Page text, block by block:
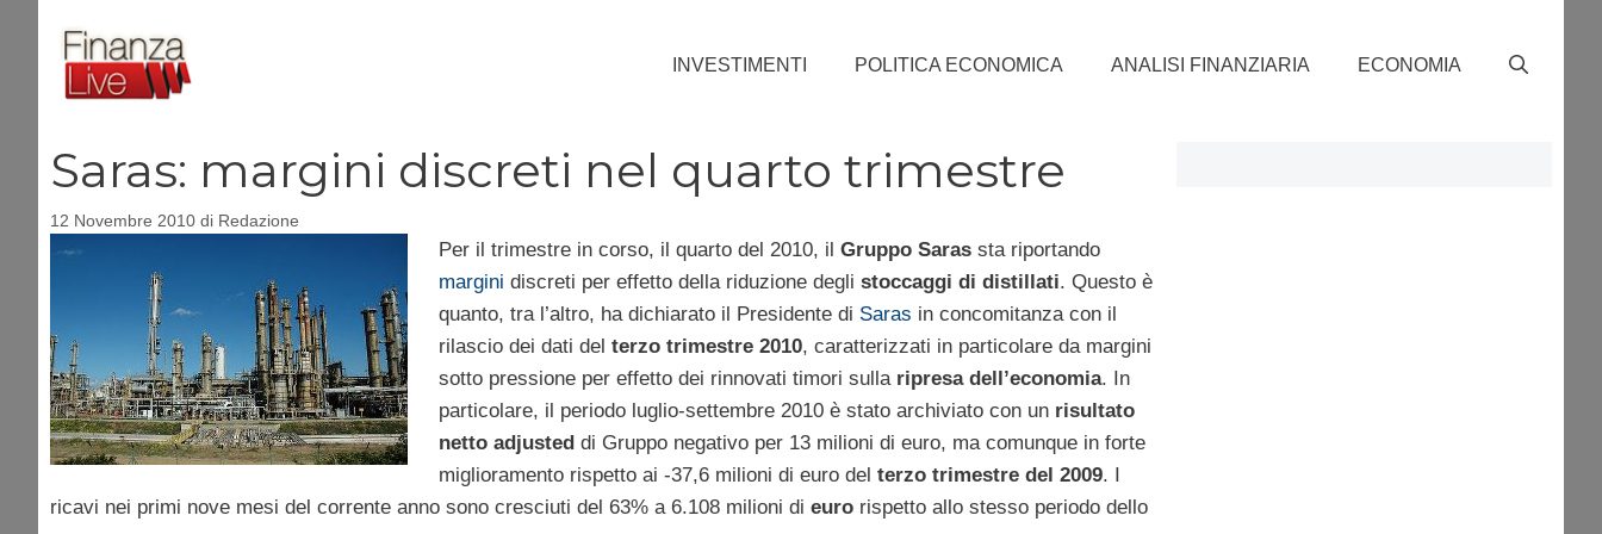
contenuto
INVESTIMENTI POLITICA ECONOMICA ANALISI FINANZIARIA ECONOMIA
Saras: margini discreti nel quarto trimestre
12 Novembre 2010 di Redazione
Per il trimestre in corso, il quarto del 2010, il Gruppo Sarassta riportando
margini discreti per effetto della riduzione degli stoccaggi di distillati. Questo è
quanto, tra l’altro, ha dichiarato il Presidente di Saras in concomitanza con il
rilascio dei dati del terzo trimestre 2010, caratterizzati in particolare da margini
sotto pressione per effetto dei rinnovati timori sulla ripresa dell’economia. In
particolare, il periodo luglio-settembre 2010 è stato archiviato con un risultato
netto adjusteddi Gruppo negativo per 13 milioni di euro, ma comunque in forte
miglioramento rispetto ai -37,6 milioni di euro del terzo trimestre del 2009. I
ricavi nei primi nove mesi del corrente anno sono cresciuti del 63% a 6.108 milioni di euro rispetto allo stesso periodo dello